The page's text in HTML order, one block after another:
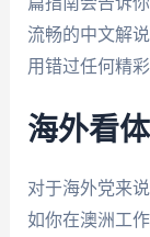
流畅的中文解
用错过任何精彩
海外看
对于海外党来
如你在澳洲工